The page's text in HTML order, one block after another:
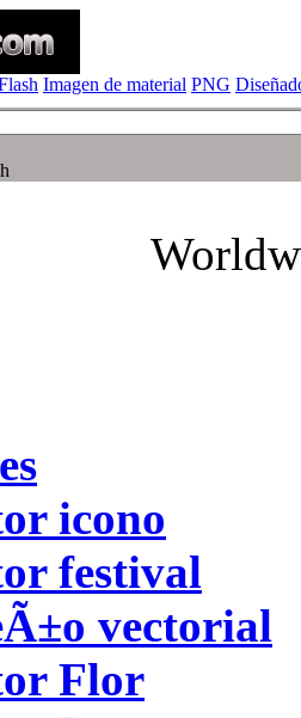
Imagen de material PNG
icono
festival
vectorial
Flor